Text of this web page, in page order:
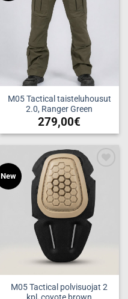
M05 Tactical taisteluhousut
2.0, Ranger Green
279,00€
Tällä
on
useampi
muunnelma.
Voit
tehdä
valinnat
tuotteen
sivulla.
New
Add to
wishlist
M05 Tactical polvisuojat 2
kpl, coyote brown